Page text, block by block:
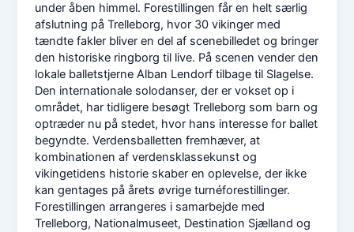
under åben himmel. Forestillingen får en helt særlig
afslutning på Trelleborg, hvor 30 vikinger med
tændte fakler bliver en del af scenebilledet og bringer
den historiske ringborg til live. På scenen vender den
lokale balletstjerne Alban Lendorf tilbage til Slagelse.
Den internationale solodanser, der er vokset op i
området, har tidligere besøgt Trelleborg som barn og
optræder nu på stedet, hvor hans interesse for ballet
begyndte. Verdensballetten fremhæver, at
kombinationen af verdensklassekunst og
vikingetidens historie skaber en oplevelse, der ikke
kan gentages på årets øvrige turnéforestillinger.
Forestillingen arrangeres i samarbejde med
Trelleborg, Nationalmuseet, Destination Sjælland og